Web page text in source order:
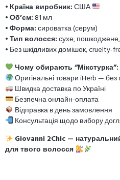
• Країна виробник:США
•Об’єм:81 мл
•Форма:сироватка (серум)
•Тип волосся:сухе,
• Без шкідливих домішок, cruelty-
Чому обирають “Мікстурка”:
Оригінальні товари iHerb — без
Швидка доставка по Україні
Безпечна онлайн-оплата
Відправка в день замовлення
Консультація щодо вибору
Giovanni 2Chic —
для твого волосся